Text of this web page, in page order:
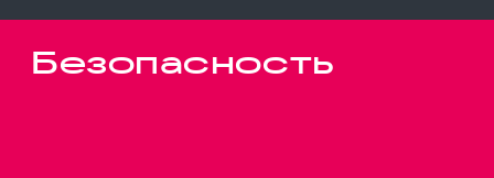
Безопасность